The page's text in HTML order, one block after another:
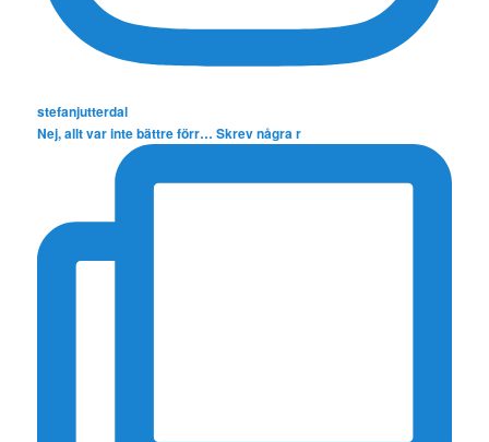
stefanjutterdal
Nej, allt var inte bättre förr… Skrev några r